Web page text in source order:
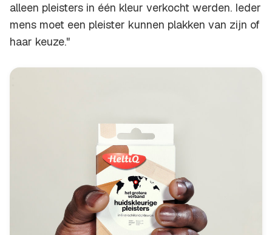
alleen pleisters in één kleur verkocht werden. Ieder
mens moet een pleister kunnen plakken van zijn of
haar keuze."